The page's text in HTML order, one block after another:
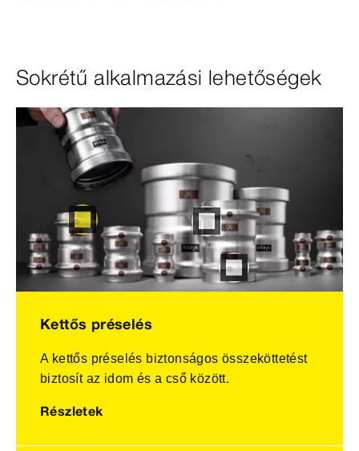
Sokrétű alkalmazási lehetőségek
Kettős préselés
A kettős préselés biztonságos összeköttetést
biztosít az idom és a cső között.
Részletek